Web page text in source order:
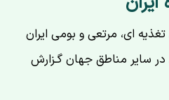
ای، مرتعی و بومی ایران
سایر مناطق جهان گـزارش